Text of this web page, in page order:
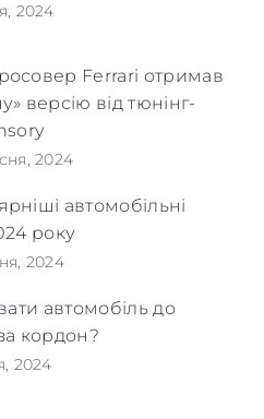
2024
Ferrari отримав
версію від тюнінг-
2024
автомобільні
року
2024
автомобіль до
кордон?
2024